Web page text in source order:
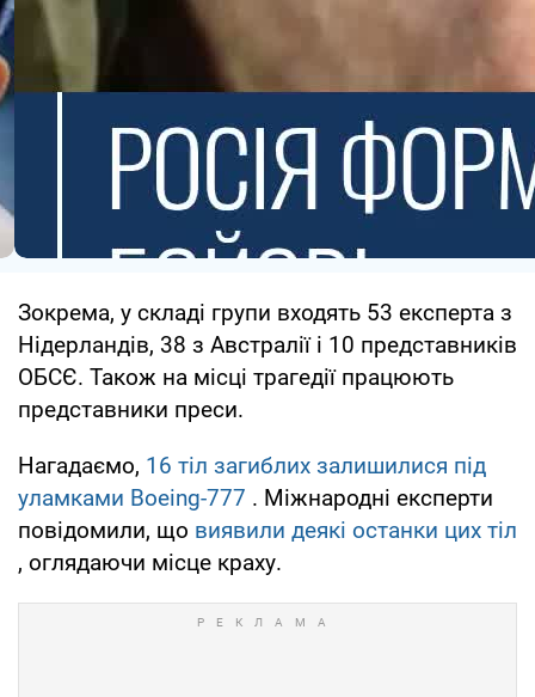
Зокрема, у складі групи входять 53 експерта з
Нідерландів, 38 з Австралії і 10 представників
ОБСЄ. Також на місці трагедії працюють
представники преси.
Нагадаємо, 16 тіл загиблих залишилися під
уламками Boeing-777 . Міжнародні експерти
повідомили, що виявили деякі останки цих тіл
, оглядаючи місце краху.